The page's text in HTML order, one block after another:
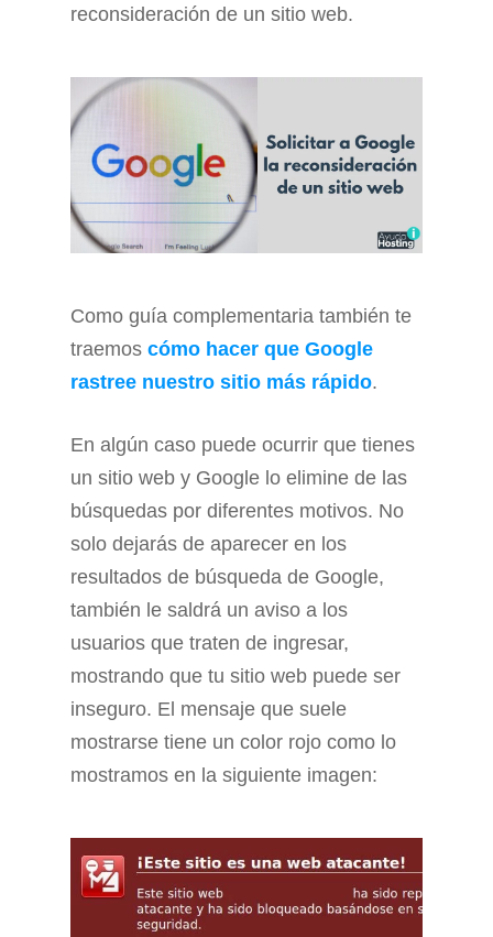
reconsideración de un sitio web.
Como guía complementaria también te
traemos cómo hacer que Google
rastree nuestro sitio más rápido.
En algún caso puede ocurrir que tienes
un sitio web y Google lo elimine de las
búsquedas por diferentes motivos. No
solo dejarás de aparecer en los
resultados de búsqueda de Google,
también le saldrá un aviso a los
usuarios que traten de ingresar,
mostrando que tu sitio web puede ser
inseguro. El mensaje que suele
mostrarse tiene un color rojo como lo
mostramos en la siguiente imagen: